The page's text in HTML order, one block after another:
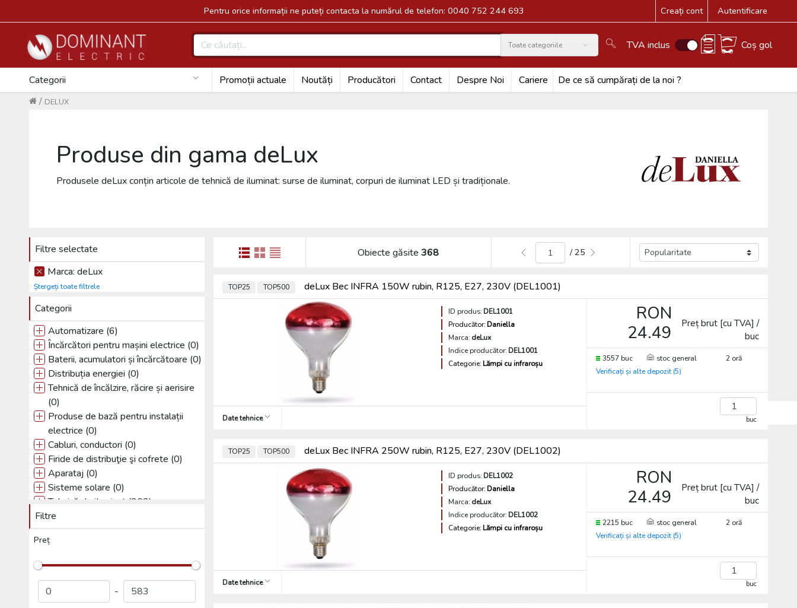
Pentru orice informații ne puteți contacta la numărul de telefon: 0040 752 244 693 Creați cont Autentificare
Toate categoriile
Search TVA inclus Coș gol
Categorii Promoții actuale Noutăți Producători Contact Despre Noi Cariere De ce să cumpărați de la noi ?
DELUX
/
Produse din gama deLux
Produsele deLux conțin articole de tehnică de iluminat: surse de iluminat, corpuri de iluminat LED și tradiționale.
Filtre selectate
Marca: deLux
Ștergeți toate filtrele
Categorii
Automatizare (6)
Încărcători pentru mașini electrice (0)
Baterii, acumulatori și încărcătoare (0)
Distribuția energiei (0)
Tehnică de încălzire, răcire și aerisire
(0)
Produse de bază pentru instalații
electrice (0)
Cabluri, conductori (0)
Firide de distribuţie şi cofrete (0)
Aparataj (0)
Sisteme solare (0)
Tehnică de iIuminat (362)
Sisteme de paratrăsnet (0)
Alte (0)
Produse de protecția muncii,
Filtre
Preț
-
Obiecte găsite 368 / 25
TOP25 TOP500 deLux Bec INFRA 150W rubin, R125, E27, 230V (DEL1001)
ID produs: DEL1001
Producător: Daniella
Marca: deLux
Indice producător: DEL1001
Categorie: Lămpi cu infraroșu
Date tehnice
RON
24.49
Preț brut [cu TVA] /
buc
3557 buc stoc general
2 oră
Verificați și alte depozit (5)
buc
TOP25 TOP500 deLux Bec INFRA 250W rubin, R125, E27, 230V (DEL1002)
ID produs: DEL1002
Producător: Daniella
Marca: deLux
Indice producător: DEL1002
Categorie: Lămpi cu infraroșu
Date tehnice
RON
24.49
Preț brut [cu TVA] /
buc
2215 buc stoc general
2 oră
Verificați și alte depozit (5)
buc